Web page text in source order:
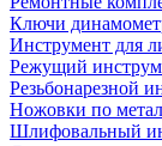
Ключи
Инструмент для
Режущий
Резьбонарезной
Ножовки по
Шлифовальный